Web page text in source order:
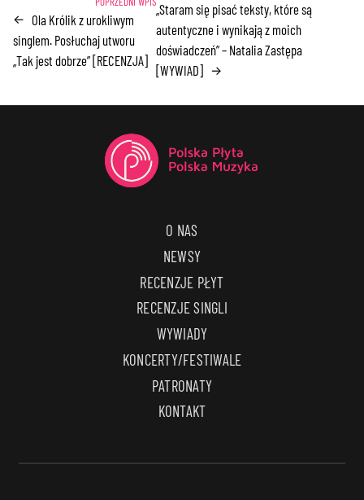
← Ola Królik z urokliwym
singlem. Posłuchaj utworu
„Tak jest dobrze” [RECENZJA]
„Staram się pisać teksty, które są
autentyczne i wynikają z moich
doświadczeń” – Natalia Zastępa
[WYWIAD] →
O NAS
NEWSY
RECENZJE PŁYT
RECENZJE SINGLI
WYWIADY
KONCERTY/FESTIWALE
PATRONATY
KONTAKT